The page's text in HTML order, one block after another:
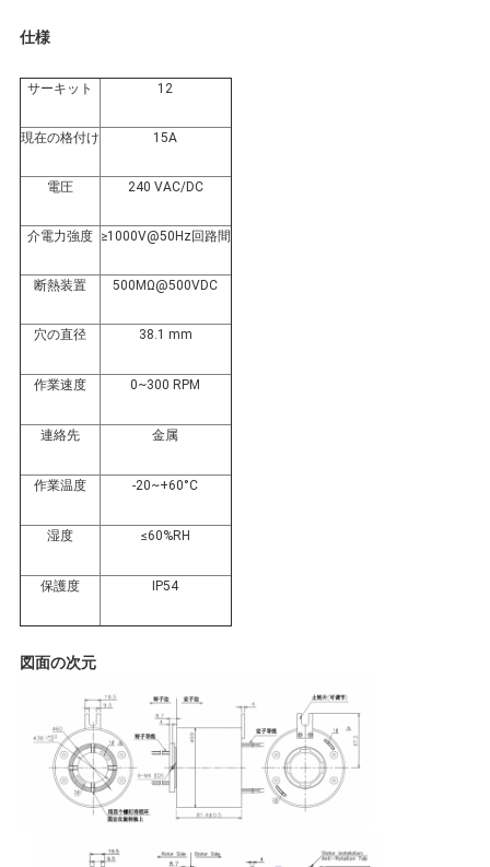
引
用
を
要
求
し
さ
い
PRIVACY
仕様
サーキット 12
現在の格付け 15A
電圧 240 VAC/DC
介電力強度 ≥1000V@50Hz回路間
断熱装置 500MΩ@500VDC
穴の直径 38.1 mm
作業速度 0~300 RPM
連絡先 金属
作業温度 -20~+60°C
湿度 ≤60%RH
保護度 IP54
図面の次元